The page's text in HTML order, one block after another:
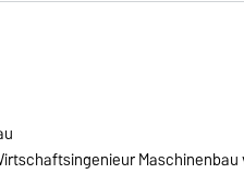
Maschinenbau